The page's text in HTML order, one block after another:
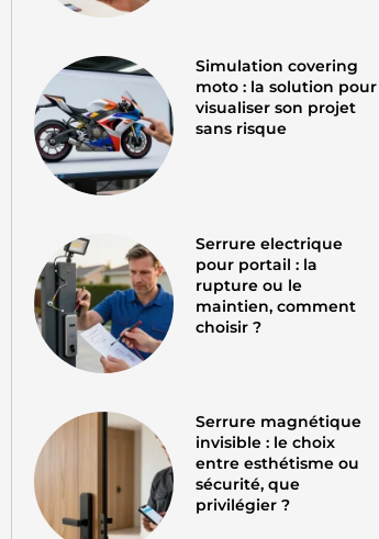
Simulation covering
moto : la solution pour
visualiser son projet
sans risque
Serrure electrique
pour portail : la
rupture ou le
maintien, comment
choisir ?
Serrure magnétique
invisible : le choix
entre esthétisme ou
sécurité, que
privilégier ?